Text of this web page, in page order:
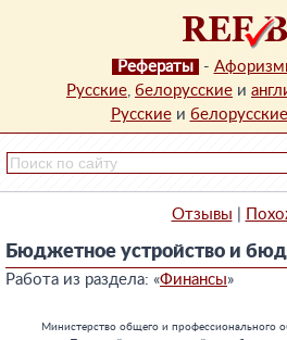
Рефераты -
Русские, белорусские и
Русскиеи белорусские
Отзывы
Бюджетное устройство и
Работа из раздела: «Финансы»